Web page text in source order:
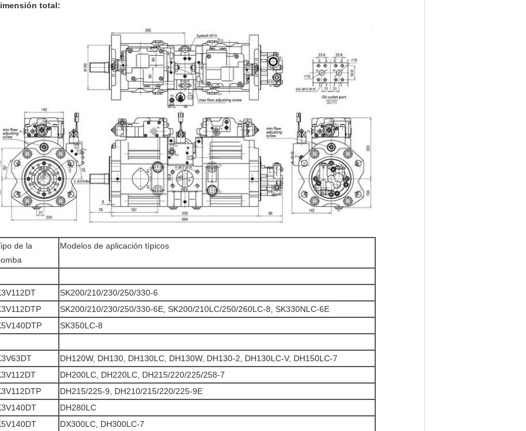
total:
de la
Modelos de aplicación típicos
SK200/210/230/250/330-6
SK200/210/230/250/330-6E, SK200/210LC/250/260LC-8, SK330NLC-6E
SK350LC-8
DH120W, DH130, DH130LC, DH130W, DH130-2, DH130LC-V, DH150LC-7
DH200LC, DH220LC, DH215/220/225/258-7
DH215/225-9, DH210/215/220/225-9E
DH280LC
DX300LC, DH300LC-7